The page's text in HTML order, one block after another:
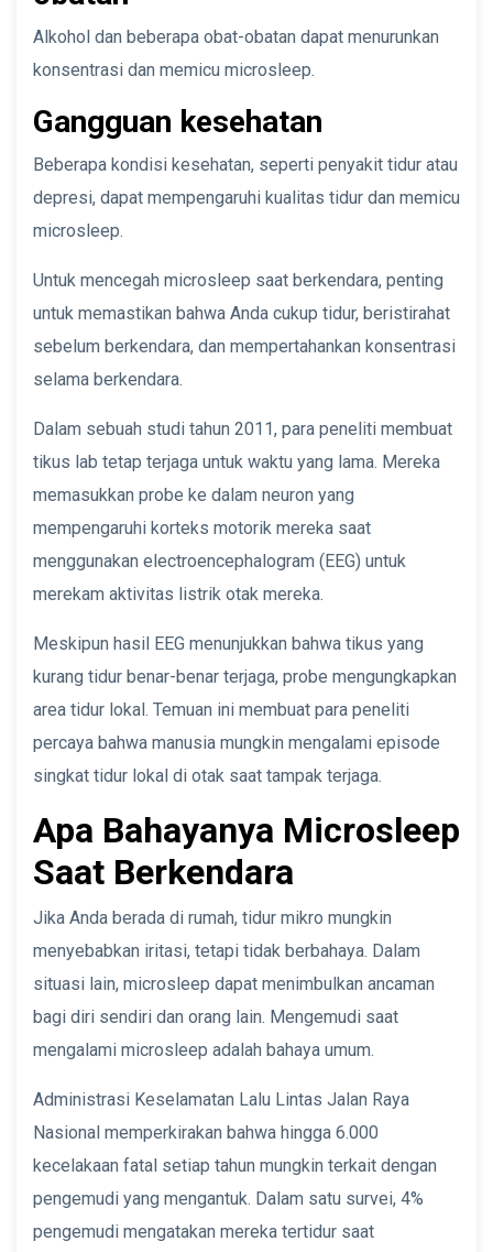
Alkohol dan beberapa obat-obatan dapat menurunkan
konsentrasi dan memicu microsleep.
Gangguan kesehatan
Beberapa kondisi kesehatan, seperti penyakit tidur atau
depresi, dapat mempengaruhi kualitas tidur dan memicu
microsleep.
Untuk mencegah microsleep saat berkendara, penting
untuk memastikan bahwa Anda cukup tidur, beristirahat
sebelum berkendara, dan mempertahankan konsentrasi
selama berkendara.
Dalam sebuah studi tahun 2011, para peneliti membuat
tikus lab tetap terjaga untuk waktu yang lama. Mereka
memasukkan probe ke dalam neuron yang
mempengaruhi korteks motorik mereka saat
menggunakan electroencephalogram (EEG) untuk
merekam aktivitas listrik otak mereka.
Meskipun hasil EEG menunjukkan bahwa tikus yang
kurang tidur benar-benar terjaga, probe mengungkapkan
area tidur lokal. Temuan ini membuat para peneliti
percaya bahwa manusia mungkin mengalami episode
singkat tidur lokal di otak saat tampak terjaga.
Apa Bahayanya Microsleep
Saat Berkendara
Jika Anda berada di rumah, tidur mikro mungkin
menyebabkan iritasi, tetapi tidak berbahaya. Dalam
situasi lain, microsleep dapat menimbulkan ancaman
bagi diri sendiri dan orang lain. Mengemudi saat
mengalami microsleep adalah bahaya umum. ‌
Administrasi Keselamatan Lalu Lintas Jalan Raya
Nasional memperkirakan bahwa hingga 6.000
kecelakaan fatal setiap tahun mungkin terkait dengan
pengemudi yang mengantuk. Dalam satu survei, 4%
pengemudi mengatakan mereka tertidur saat